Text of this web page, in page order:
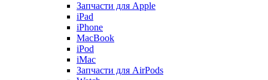
Запчасти для Apple
iPad
iPhone
MacBook
iPod
iMac
Запчасти для AirPods